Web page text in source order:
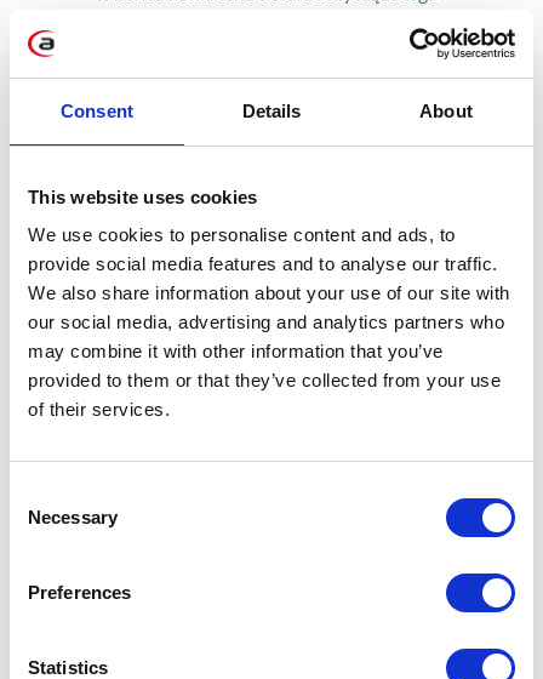
Consent Details About
This website uses cookies
We use cookies to personalise content and ads, to
provide social media features and to analyse our traffic.
We also share information about your use of our site with
our social media, advertising and analytics partners who
may combine it with other information that you’ve
provided to them or that they’ve collected from your use
of their services.
Selection
Necessary
Preferences
Statistics
1 min
KATEGORIE
Baza wiedzy
E-booki